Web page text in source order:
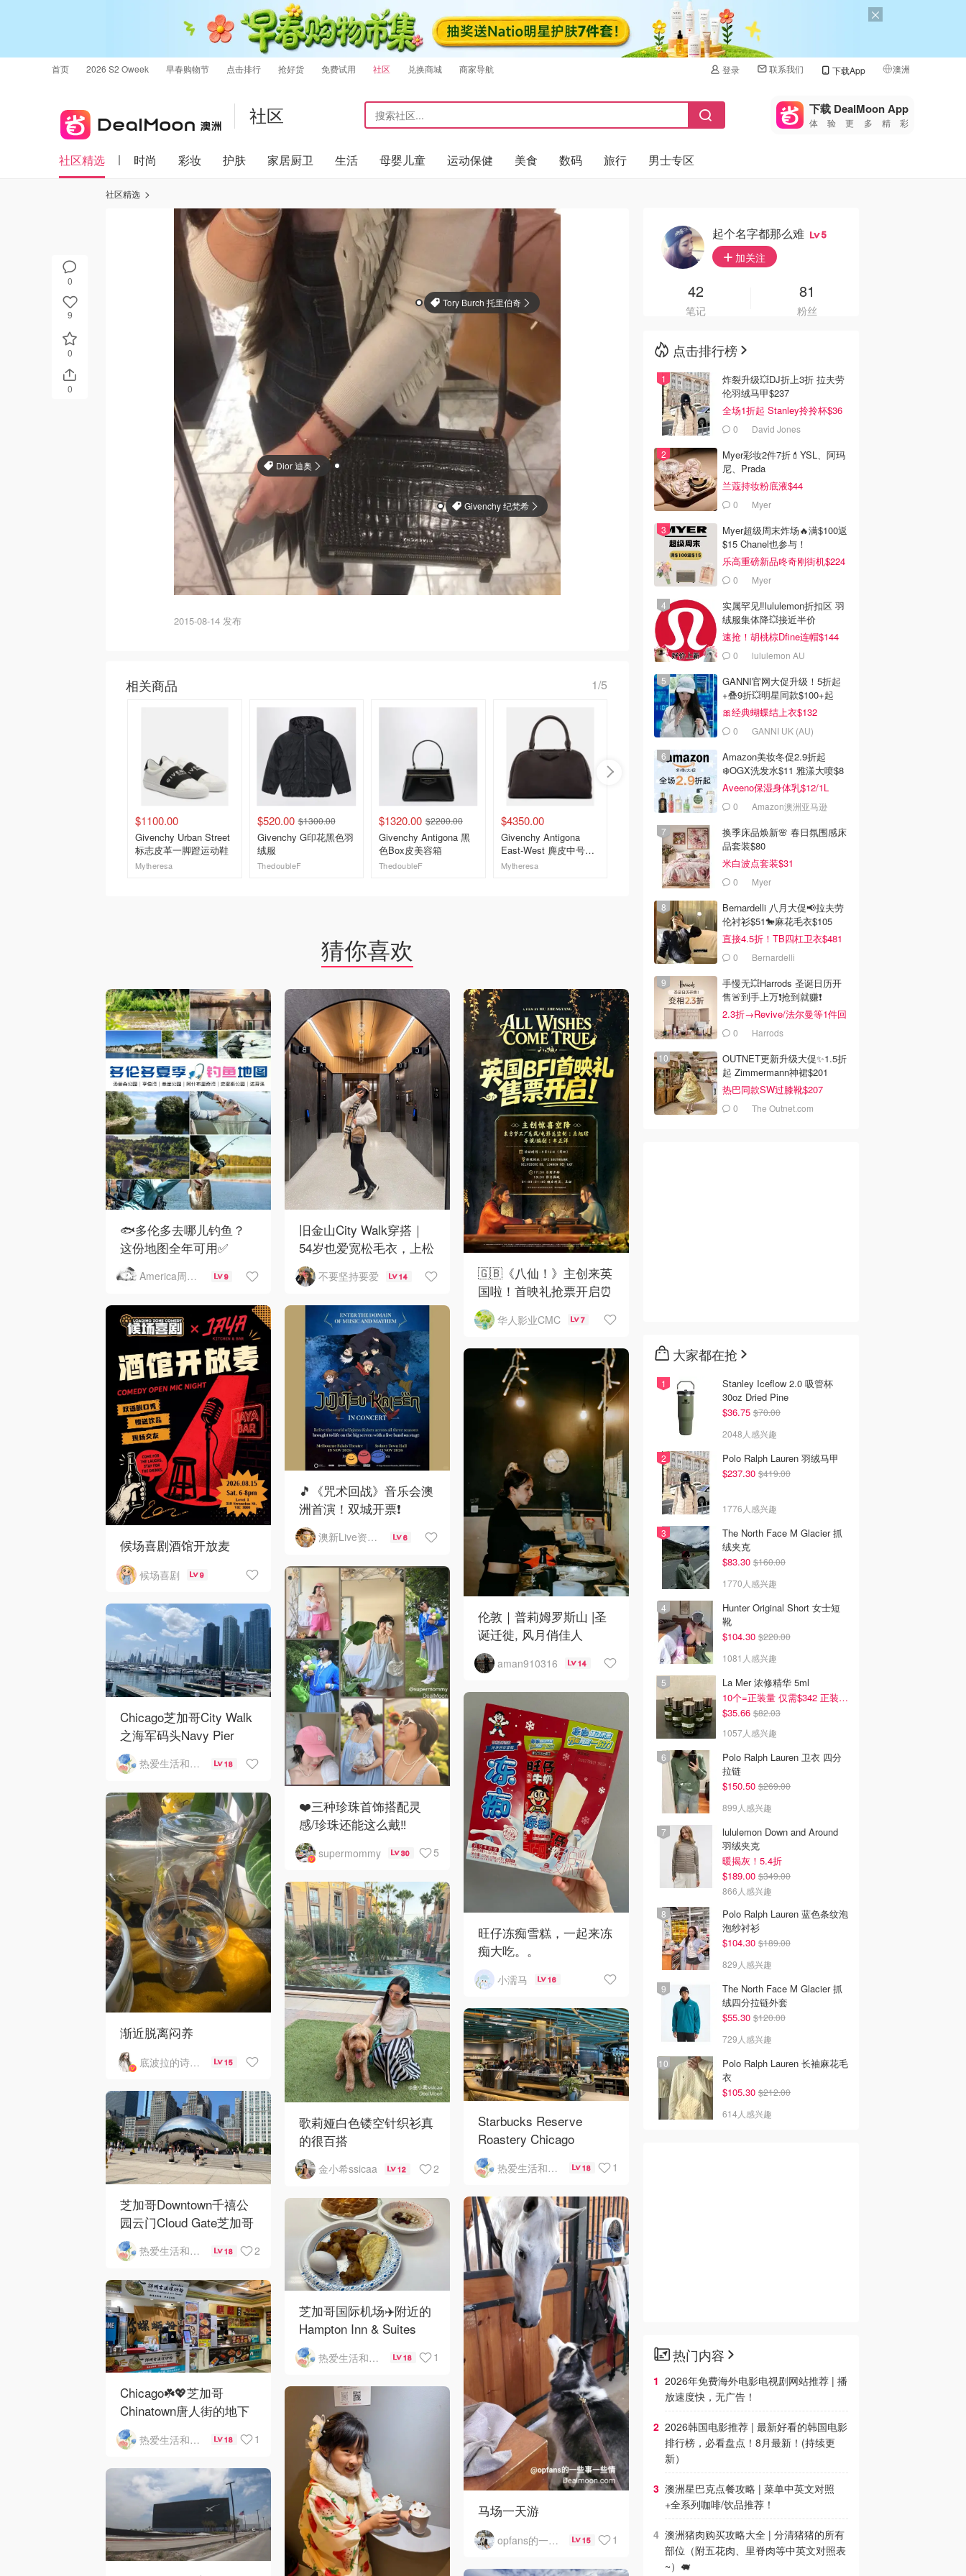
首页 2026 S2 Oweek 早春购物节 点击排行 抢好货 免费试用 社区 兑换商城 商家导航 登录 联系我们 下载App 澳洲
🇺🇸
🇨🇳 中国
🇩🇪
🇦🇺
社区 下载 DealMoon App
体验更多精彩
社区精选 时尚 彩妆 护肤 家居厨卫 生活 母婴儿童 运动保健 美食 数码 旅行 男士专区
0
9
0
0
社区精选
Givenchy 纪梵希
Dior 迪奥
Tory Burch 托里伯奇
2015-08-14 发布
相关商品 1/5
$1100.00
Givenchy Urban Street
标志皮革一脚蹬运动鞋
Mytheresa
$520.00 $1300.00
Givenchy G印花黑色羽
绒服
ThedoubleF
$1320.00 $2200.00
Givenchy Antigona 黑
色Box皮美容箱
ThedoubleF
$4350.00
Givenchy Antigona
East-West 麂皮中号托
特包
Mytheresa
Tory Burch Logo印花皮
The Outnet.com
去购买
Givenchy Voyou Mini
皮革单肩包
Mytheresa
猜你喜欢
🐟多伦多去哪儿钓鱼？
这份地图全年可用✅
America周末快讯 9
旧金山City Walk穿搭｜
54岁也爱宽松毛衣，上松
下紧真的很救比例
不要坚持要爱 14
🇬🇧《八仙！》主创来英
国啦！首映礼抢票开启⏰
华人影业CMC 7
候场喜剧酒馆开放麦
候场喜剧 9
🎵《咒术回战》音乐会澳
洲首演！双城开票❗️
澳新Live资讯站 6
伦敦｜普莉姆罗斯山 |圣
诞迁徙, 风月俏佳人
aman910316 14
❤️三种珍珠首饰搭配灵
感/珍珠还能这么戴‼️
supermommy 30 5
Chicago芝加哥City Walk
之海军码头Navy Pier
热爱生活和自由的轻舞飞扬 18
旺仔冻痴雪糕，一起来冻
痴大吃。。
小濡马 16
渐近脱离闷养
底波拉的诗与歌 15
歌莉娅白色镂空针织衫真
的很百搭
金小希ssicaa 12 2
Starbucks Reserve
Roastery Chicago
热爱生活和自由的轻舞飞扬 18 1
芝加哥Downtown千禧公
园云门Cloud Gate芝加哥
河街景❤️鳞次栉比的高楼
热爱生活和自由的轻舞飞扬 18 2
马场一天游
opfans的一些事一些情 15 1
芝加哥国际机场✈️附近的
Hampton Inn & Suites
Rosemont Chicago
O'Hare自助早餐
热爱生活和自由的轻舞飞扬 18 1
Chicago☘️💖芝加哥
Chinatown唐人街的地下
mini小美食城
热爱生活和自由的轻舞飞扬 18 1
起个名字都那么难 5
加关注
42
笔记
81
粉丝
点击排行榜
炸裂升级💥DJ折上3折 拉夫劳
伦羽绒马甲$237
全场1折起 Stanley拎拎杯$36
0 David Jones
Myer彩妆2件7折💄YSL、阿玛
尼、Prada
兰蔻持妆粉底液$44
0 Myer
Myer超级周末炸场🔥满$100返
$15 Chanel也参与！
乐高重磅新品咚奇刚街机$224
0 Myer
实属罕见‼️lululemon折扣区 羽
绒服集体降💥接近半价
速抢！胡桃棕Dfine连帽$144
0 lululemon AU
GANNI官网大促升级！5折起
+叠9折💥明星同款$100+起
🎀经典蝴蝶结上衣$132
0 GANNI UK (AU)
Amazon美妆冬促2.9折起
❄️OGX洗发水$11 雅漾大喷$8
Aveeno保湿身体乳$12/1L
0 Amazon澳洲亚马逊
换季床品焕新🌸 春日氛围感床
品套装$80
米白波点套装$31
0 Myer
Bernardelli 八月大促📢拉夫劳
伦衬衫$51🐎麻花毛衣$105
直接4.5折！TB四杠卫衣$481
0 Bernardelli
手慢无💥Harrods 圣诞日历开
售🚨到手上万❗️抢到就赚❗️
2.3折→Revive/法尔曼等1件回
本！0 Harrods
OUTNET更新升级大促✨1.5折
起 Zimmermann神裙$201
热巴同款SW过膝靴$207
0 The Outnet.com
大家都在抢
Stanley Iceflow 2.0 吸管杯
30oz Dried Pine
$36.75 $70.00
2048人感兴趣
Polo Ralph Lauren 羽绒马甲
$237.30 $419.00
1776人感兴趣
The North Face M Glacier 抓
绒夹克
$83.30 $160.00
1770人感兴趣
Hunter Original Short 女士短
靴
$104.30 $220.00
1081人感兴趣
La Mer 浓修精华 5ml
10个=正装量 仅需$342 正装半价！
$35.66 $82.03
1057人感兴趣
Polo Ralph Lauren 卫衣 四分
拉链
$150.50 $269.00
899人感兴趣
lululemon Down and Around
羽绒夹克
暖揭灰！5.4折
$189.00 $349.00
866人感兴趣
Polo Ralph Lauren 蓝色条纹泡
泡纱衬衫
$104.30 $189.00
829人感兴趣
The North Face M Glacier 抓
绒四分拉链外套
$55.30 $120.00
729人感兴趣
Polo Ralph Lauren 长袖麻花毛
衣
$105.30 $212.00
614人感兴趣
热门内容
2026年免费海外电影电视剧网站推荐 | 播
放速度快，无广告！
2026韩国电影推荐 | 最新好看的韩国电影
排行榜，必看盘点！8月最新！(持续更
新）
澳洲星巴克点餐攻略 | 菜单中英文对照
+全系列咖啡/饮品推荐！
澳洲猪肉购买攻略大全 | 分清猪猪的所有
部位（附五花肉、里脊肉等中英文对照表
~）🐖